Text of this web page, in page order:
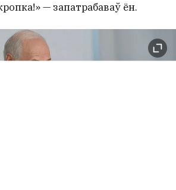
— запатрабаваў ён.